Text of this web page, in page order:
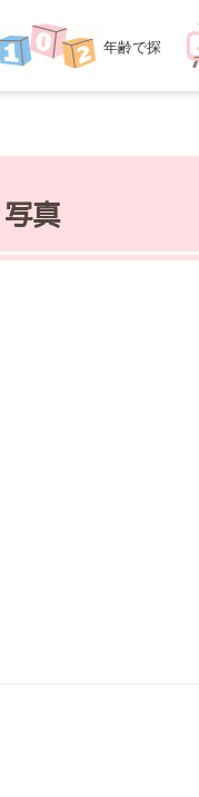
年齢で探
す
写真